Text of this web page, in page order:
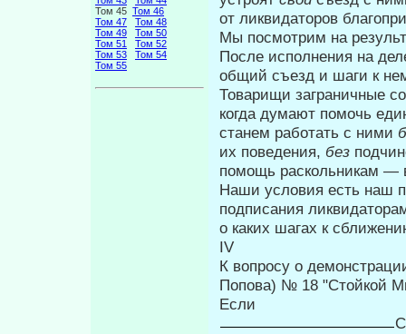
Том 45 Том 46
Том 47
Том 48
Том 49
Том 50
Том 51
Том 52
Том 53
Том 54
Том 55
от ликвидаторов
Мы посмотрим на
После исполнения на
общий съезд и шаги к
Товарищи заграничные
когда ду­мают помочь
станем работать с ними
их поведения, без
помощь раскольникам —
Наши условия есть наш
подписа­ния
о каких шагах к
IV
К вопросу о
Попова) № 18 "Стойкой
Если